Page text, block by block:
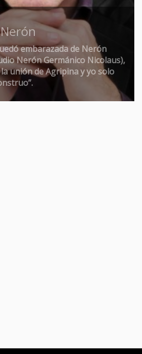
embarazada de Nerón
Nerón Germánico Nicolaus),
unión de Agripina y yo solo